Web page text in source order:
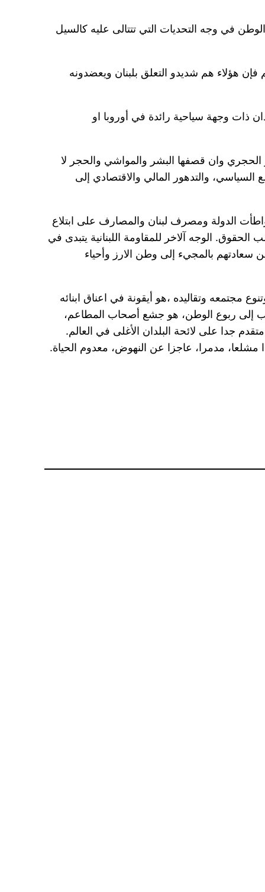
في وجه التحديات التي تتتالى عليه كالسيل
فإن هؤلاء هم شديدو التعلق بلبنان ويعضدونه
ذات وجهة سياحية رائدة في أوروبا او
الحجري وان قصفها البشر والمواشي والحجر لا
والتدهور المالي والاقتصادي إلى
الدولة ومصرف لبنان والمصارف على ابتلاع
الوجه آلاخر للمقاومة اللبنانية يتبدى في
عن سعادتهم بالمجيء إلى وطن الارز وأحياء
مجتمعه وتقاليده ،هو أيقونة في اعناق ابنائه
إلى ربوع الوطن، هو جشع أصحاب المطاعم،
جدا على لائحة البلدان الأغلى في العالم.
مشلعا، مدمرا، عاجزا عن النهوض، معدوم الحياة.